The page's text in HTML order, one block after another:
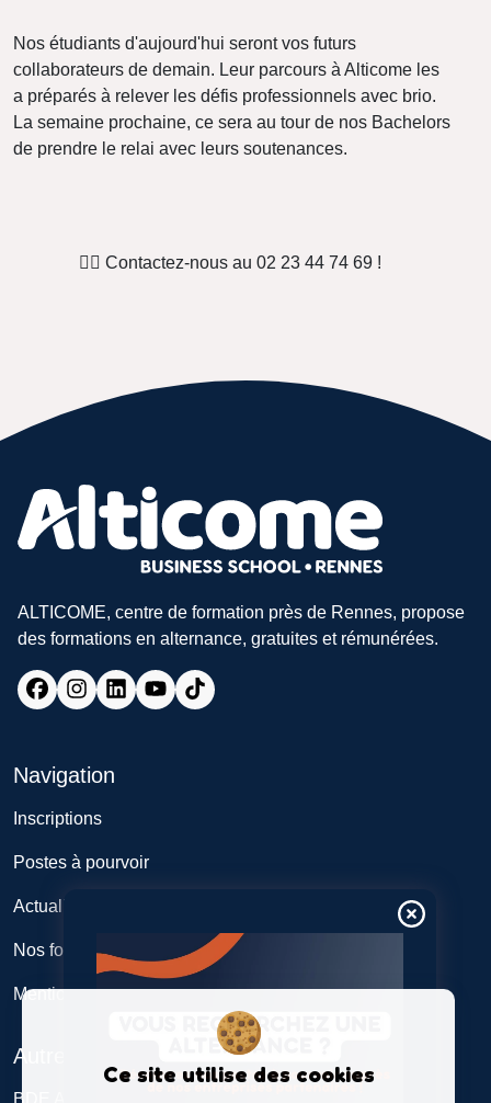
Nos étudiants d'aujourd'hui seront vos futurs
collaborateurs de demain. Leur parcours à Alticome les
a préparés à relever les défis professionnels avec brio.
La semaine prochaine, ce sera au tour de nos Bachelors
de prendre le relai avec leurs soutenances.
👉🏻 Contactez-nous au 02 23 44 74 69 !
ALTICOME, centre de formation près de Rennes, propose
des formations en alternance, gratuites et rémunérées.
Navigation
Inscriptions
Postes à pourvoir
Actualités
Nos formations
Mentions légales
Autres
BDE Alticome
Ce site utilise des cookies